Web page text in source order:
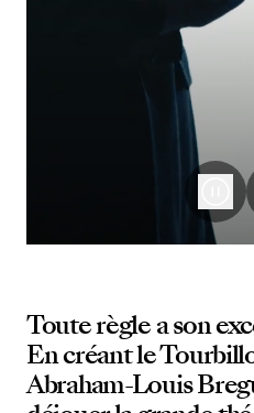
Toute règle a son
En créant le
Abraham-Louis